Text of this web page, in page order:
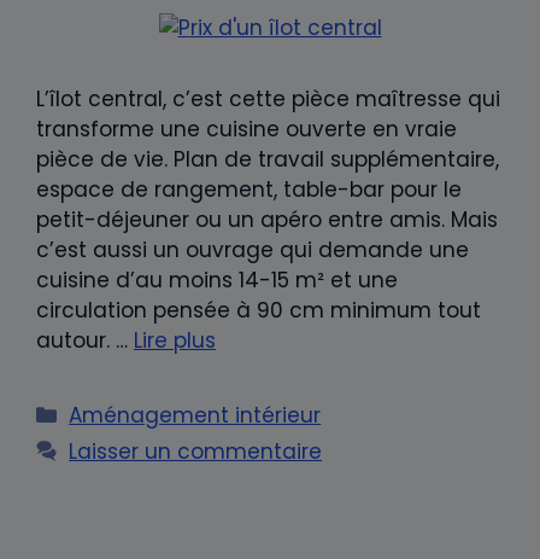
L’îlot central, c’est cette pièce maîtresse qui
transforme une cuisine ouverte en vraie
pièce de vie. Plan de travail supplémentaire,
espace de rangement, table-bar pour le
petit-déjeuner ou un apéro entre amis. Mais
c’est aussi un ouvrage qui demande une
cuisine d’au moins 14-15 m² et une
circulation pensée à 90 cm minimum tout
autour. … Lire plus
Catégories
Aménagement intérieur
Laisser un commentaire